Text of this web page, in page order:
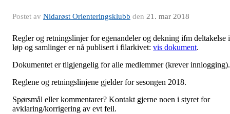
Postet av Nidarøst Orienteringsklubb den 21. mar 2018
Regler og retningslinjer for egenandeler og dekning ifm deltakelse i
løp og samlinger er nå publisert i filarkivet: vis dokument.
Dokumentet er tilgjengelig for alle medlemmer (krever innlogging).
Reglene og retningslinjene gjelder for sesongen 2018.
Spørsmål eller kommentarer? Kontakt gjerne noen i styret for
avklaring/korrigering av evt feil.